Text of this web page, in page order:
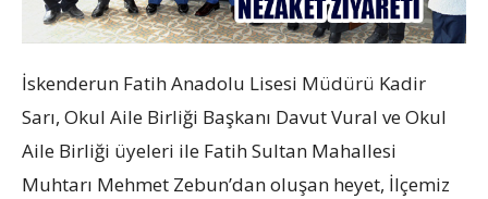
İskenderun Fatih Anadolu Lisesi Müdürü Kadir
Sarı, Okul Aile Birliği Başkanı Davut Vural ve Okul
Aile Birliği üyeleri ile Fatih Sultan Mahallesi
Muhtarı Mehmet Zebun’dan oluşan heyet, İlçemiz